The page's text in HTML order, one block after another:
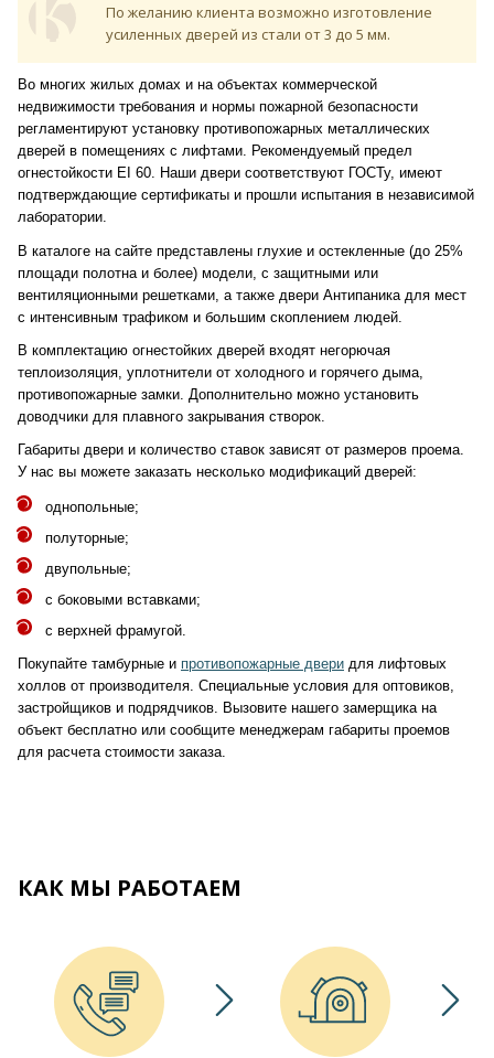
По желанию клиента возможно изготовление
усиленных дверей из стали от 3 до 5 мм.
Во многих жилых домах и на объектах коммерческой
недвижимости требования и нормы пожарной безопасности
регламентируют установку противопожарных металлических
дверей в помещениях с лифтами. Рекомендуемый предел
огнестойкости EI 60. Наши двери соответствуют ГОСТу, имеют
подтверждающие сертификаты и прошли испытания в независимой
лаборатории.
В каталоге на сайте представлены глухие и остекленные (до 25%
площади полотна и более) модели, с защитными или
вентиляционными решетками, а также двери Антипаника для мест
с интенсивным трафиком и большим скоплением людей.
В комплектацию огнестойких дверей входят негорючая
теплоизоляция, уплотнители от холодного и горячего дыма,
противопожарные замки. Дополнительно можно установить
доводчики для плавного закрывания створок.
Габариты двери и количество ставок зависят от размеров проема.
У нас вы можете заказать несколько модификаций дверей:
однопольные;
полуторные;
двупольные;
с боковыми вставками;
с верхней фрамугой.
Покупайте тамбурные и противопожарные двери для лифтовых
холлов от производителя. Специальные условия для оптовиков,
застройщиков и подрядчиков. Вызовите нашего замерщика на
объект бесплатно или сообщите менеджерам габариты проемов
для расчета стоимости заказа.
КАК МЫ РАБОТАЕМ